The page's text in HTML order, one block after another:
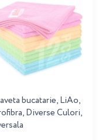
bucatarie, LiAo,
Diverse Culori,